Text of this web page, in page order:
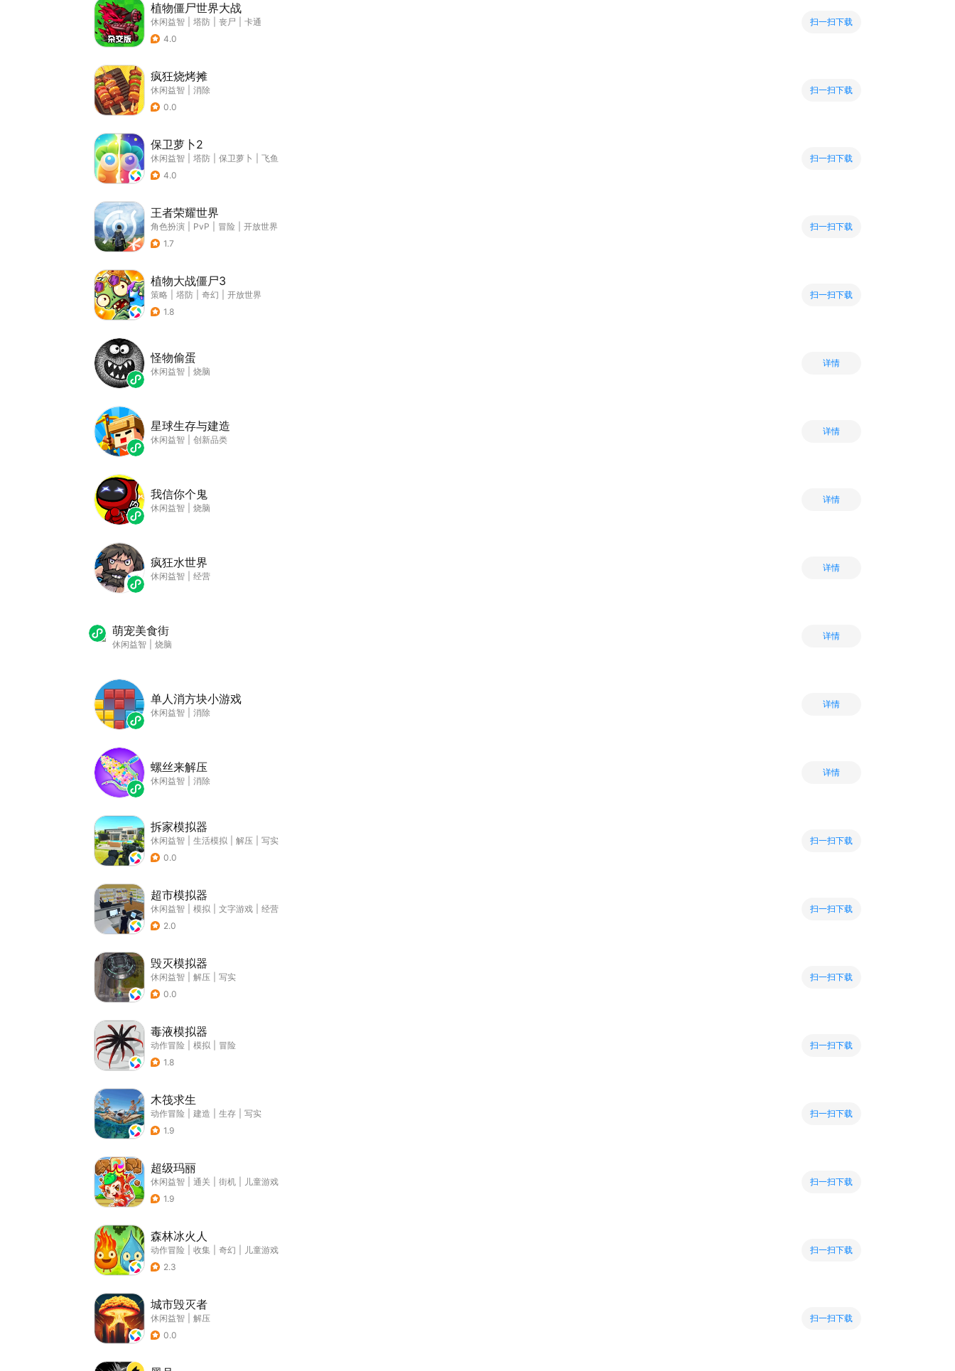
植物僵尸世界大战
休闲益智 塔防 丧尸
卡通
4.0
扫一扫下载
疯狂烧烤摊
休闲益智
消除
0.0
扫一扫下载
保卫萝卜2
休闲益智 塔防 保卫萝卜
飞鱼
4.0
扫一扫下载
王者荣耀世界
角色扮演 PvP 冒险
开放世界
1.7
扫一扫下载
植物大战僵尸3
策略 塔防 奇幻
开放世界
1.8
扫一扫下载
怪物偷蛋
休闲益智 烧脑
详情
星球生存与建造
休闲益智 创新品类
详情
我信你个鬼
休闲益智 烧脑
详情
疯狂水世界
休闲益智 经营
详情
萌宠美食街
休闲益智 烧脑
详情
单人消方块小游戏
休闲益智 消除
详情
螺丝来解压
休闲益智 消除
详情
拆家模拟器
休闲益智 生活模拟 解压
写实
0.0
扫一扫下载
超市模拟器
休闲益智 模拟 文字游戏
经营
2.0
扫一扫下载
毁灭模拟器
休闲益智 解压
写实
0.0
扫一扫下载
毒液模拟器
动作冒险 模拟
冒险
1.8
扫一扫下载
木筏求生
动作冒险 建造 生存
写实
1.9
扫一扫下载
超级玛丽
休闲益智 通关 街机
儿童游戏
1.9
扫一扫下载
森林冰火人
动作冒险 收集 奇幻
儿童游戏
2.3
扫一扫下载
城市毁灭者
休闲益智
解压
0.0
扫一扫下载